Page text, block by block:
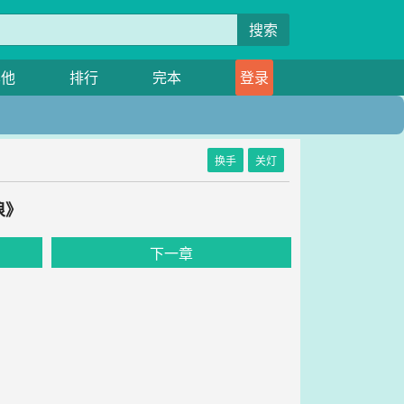
搜索
排行 完本 登录
换手 关灯
下一章